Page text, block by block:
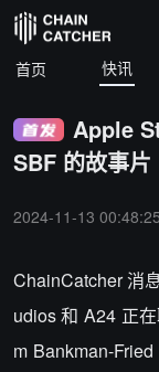
首页 快讯
Apple
SBF 的故事片
2024-11-13 00:48:25
ChainCatcher 消
udios 和 A24 正
m Bankman-